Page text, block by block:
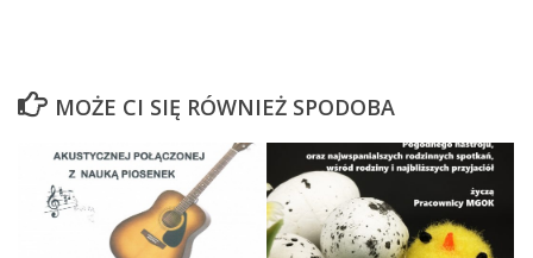
MOŻE CI SIĘ RÓWNIEŻ SPODOBA